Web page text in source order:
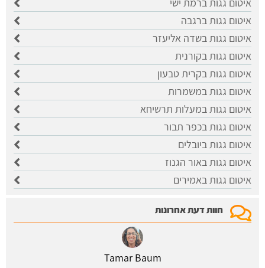
איטום גגות ברמת ישי
איטום גגות ברגבה
איטום גגות בשדה אליעזר
איטום גגות בקורנית
איטום גגות בקרית טבעון
איטום גגות במשמרות
איטום גגות במעלות תרשיחא
איטום גגות בכפר תבור
איטום גגות ביובלים
איטום גגות באור הגנוז
איטום גגות באמירים
חוות דעת אחרונות
Tamar Baum